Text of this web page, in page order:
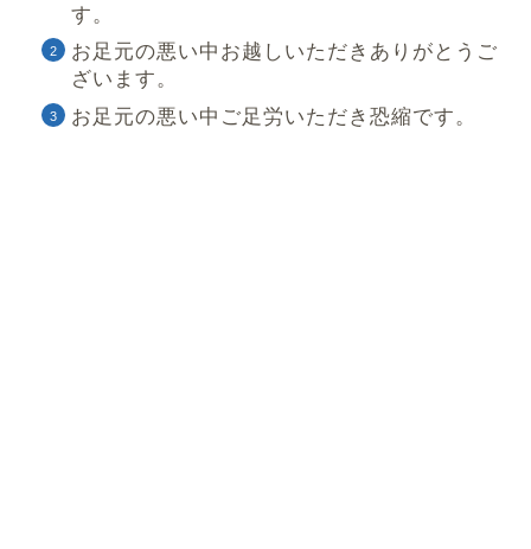
す。
お足元の悪い中お越しいただきありがとうご
ざいます。
お足元の悪い中ご足労いただき恐縮です。